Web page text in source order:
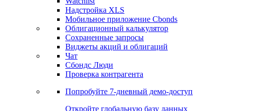
Получить доступ
Инструментарий
Портфель
Watchlist
Надстройка XLS
Мобильное приложение Cbonds
Облигационный калькулятор
Сохраненные запросы
Виджеты акций и облигаций
Чат
Сбондс Люди
Проверка контрагента